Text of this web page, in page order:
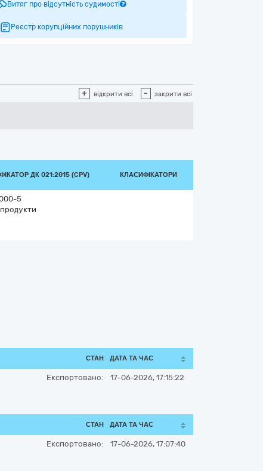
Витяг про відсутність судимості
Реєстр корупційних порушників
+ відкрити всі - закрити всі
ДК 021:2015 (CPV) КЛАСИФІКАТОРИ
5
СТАН ДАТА ТА ЧАС
Експортовано: 17-06-2026, 17:15:22
СТАН ДАТА ТА ЧАС
Експортовано: 17-06-2026, 17:07:40